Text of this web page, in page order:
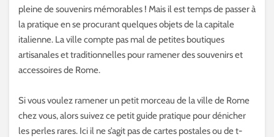
pleine de souvenirs mémorables ! Mais il est temps de passer à
la pratique en se procurant quelques objets de la capitale
italienne. La ville compte pas mal de petites boutiques
artisanales et traditionnelles pour ramener des souvenirs et
accessoires de Rome.
Si vous voulez ramener un petit morceau de la ville de Rome
chez vous, alors suivez ce petit guide pratique pour dénicher
les perles rares. Ici il ne s’agit pas de cartes postales ou de t-